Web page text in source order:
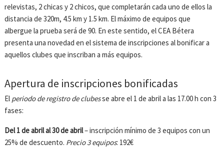
relevistas, 2 chicas y 2 chicos, que completarán cada uno de ellos la
distancia de 320m, 4.5 km y 1.5 km. El máximo de equipos que
albergue la prueba será de 90. En este sentido, el CEA Bétera
presenta una novedad en el sistema de inscripciones al bonificar a
aquellos clubes que inscriban a más equipos.
Apertura de inscripciones bonificadas
El periodo de registro de clubesse abre el 1 de abril a las 17.00 h con 3
fases:
Del 1 de abril al 30 de abril– inscripción mínimo de 3 equipos con un
25% de descuento. Precio 3 equipos: 192€